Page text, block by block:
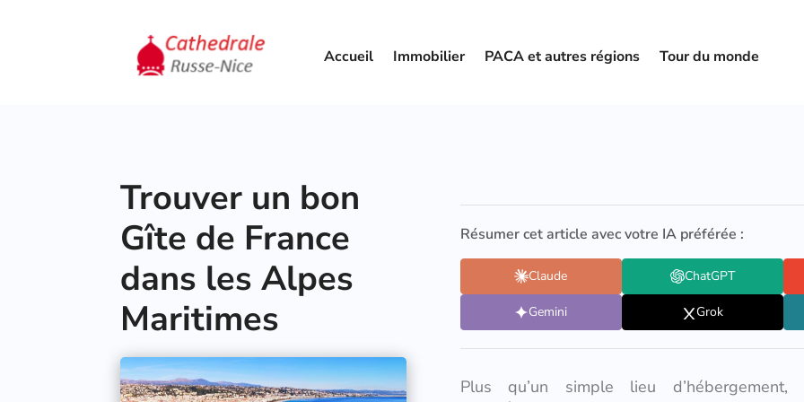
Accueil Immobilier PACA et autres régions Tour du monde
Trouver un bon
Gîte de France
dans les Alpes
Maritimes
Résumer cet article avec votre IA préférée :
Claude ChatGPT
Gemini Grok
Plus qu’un simple lieu